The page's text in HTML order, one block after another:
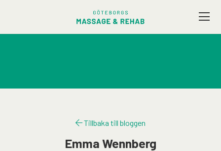
Tillbaka till bloggen
Emma Wennberg